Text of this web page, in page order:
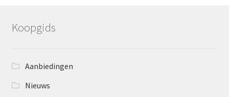
Koopgids
Aanbiedingen
Nieuws